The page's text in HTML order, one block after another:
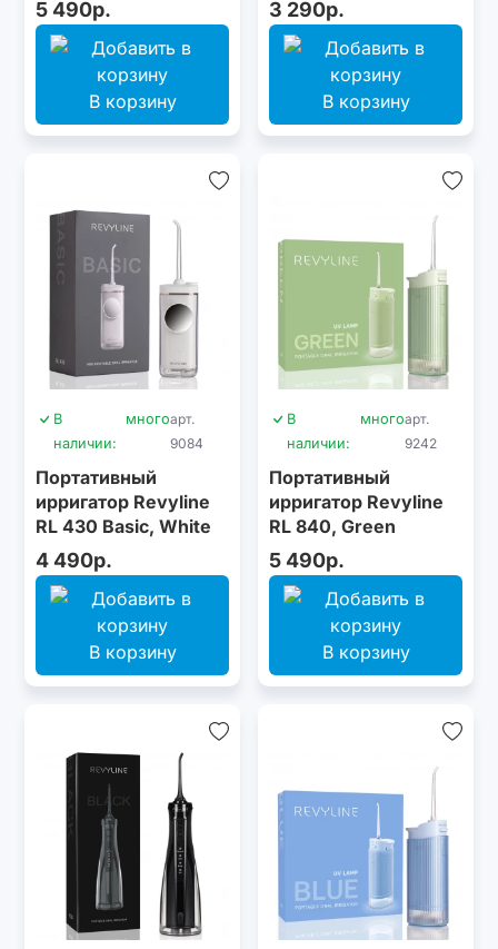
5 490р.
В корзину
3 290р.
В корзину
В
наличии:
многоарт.
9084
Портативный
ирригатор Revyline
RL 430 Basic, White
4 490р.
В корзину
В
наличии:
многоарт.
9242
Портативный
ирригатор Revyline
RL 840, Green
5 490р.
В корзину